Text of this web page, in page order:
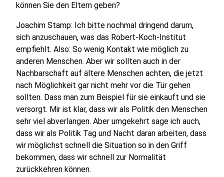
können Sie den Eltern geben?
Joachim Stamp: Ich bitte nochmal dringend darum,
sich anzuschauen, was das Robert-Koch-Institut
empfiehlt. Also: So wenig Kontakt wie möglich zu
anderen Menschen. Aber wir sollten auch in der
Nachbarschaft auf ältere Menschen achten, die jetzt
nach Möglichkeit gar nicht mehr vor die Tür gehen
sollten. Dass man zum Beispiel für sie einkauft und sie
versorgt. Mir ist klar, dass wir als Politik den Menschen
sehr viel abverlangen. Aber umgekehrt sage ich auch,
dass wir als Politik Tag und Nacht daran arbeiten, dass
wir möglichst schnell die Situation so in den Griff
bekommen, dass wir schnell zur Normalität
zurückkehren können.